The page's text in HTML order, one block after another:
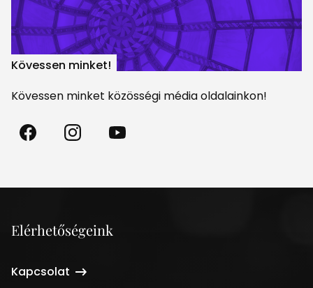
Kövessen minket!
Kövessen minket közösségi média oldalainkon!
Madách
Színház
Madách
Színház
Madách
Színház
on
Elérhetőségeink
Kapcsolat